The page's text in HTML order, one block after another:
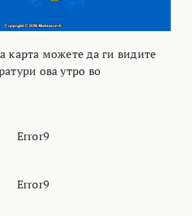
карта можете да ги видите
ова утро во
Error9
Error9